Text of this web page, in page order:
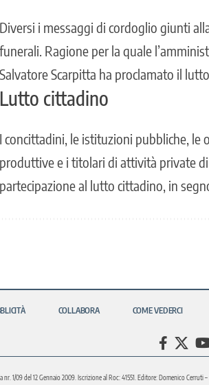
Diversi i messaggi di cordoglio giunti
funerali. Ragione per la quale
Salvatore Scarpitta ha proclamato il
Lutto cittadino
I concittadini, le istituzioni pubbliche, le
produttive e i titolari di attività private
partecipazione al lutto cittadino, in
COLLABORA COME VEDERCI
1/09 del 12 Gennaio 2009. Iscrizione al Roc: 41551. Editore: Domenico